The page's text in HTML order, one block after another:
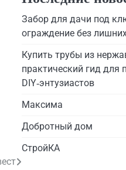
Забор для дачи под
ограждение без
Купить трубы из
практический гид для
DIY‑энтузиастов
Максима
Добротный дом
СтройКА